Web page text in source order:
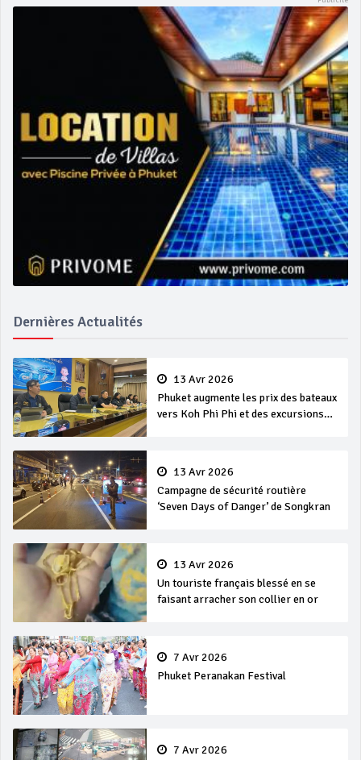
Dernières Actualités
13 Avr 2026
Phuket augmente les prix des bateaux
vers Koh Phi Phi et des excursions
13 Avr 2026
Campagne de sécurité routière
‘Seven Days of Danger’ de Songkran
13 Avr 2026
Un touriste français blessé en se
faisant arracher son collier en or
7 Avr 2026
Phuket Peranakan Festival
7 Avr 2026